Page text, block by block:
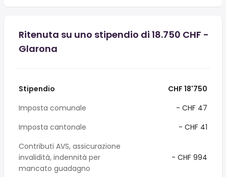
Ritenuta su uno stipendio di 18.750 CHF -
Glarona
Stipendio
CHF 18'750
Imposta comunale
- CHF 47
Imposta cantonale
- CHF 41
Contributi AVS, assicurazione
invalidità, indennità per
mancato guadagno
- CHF 994